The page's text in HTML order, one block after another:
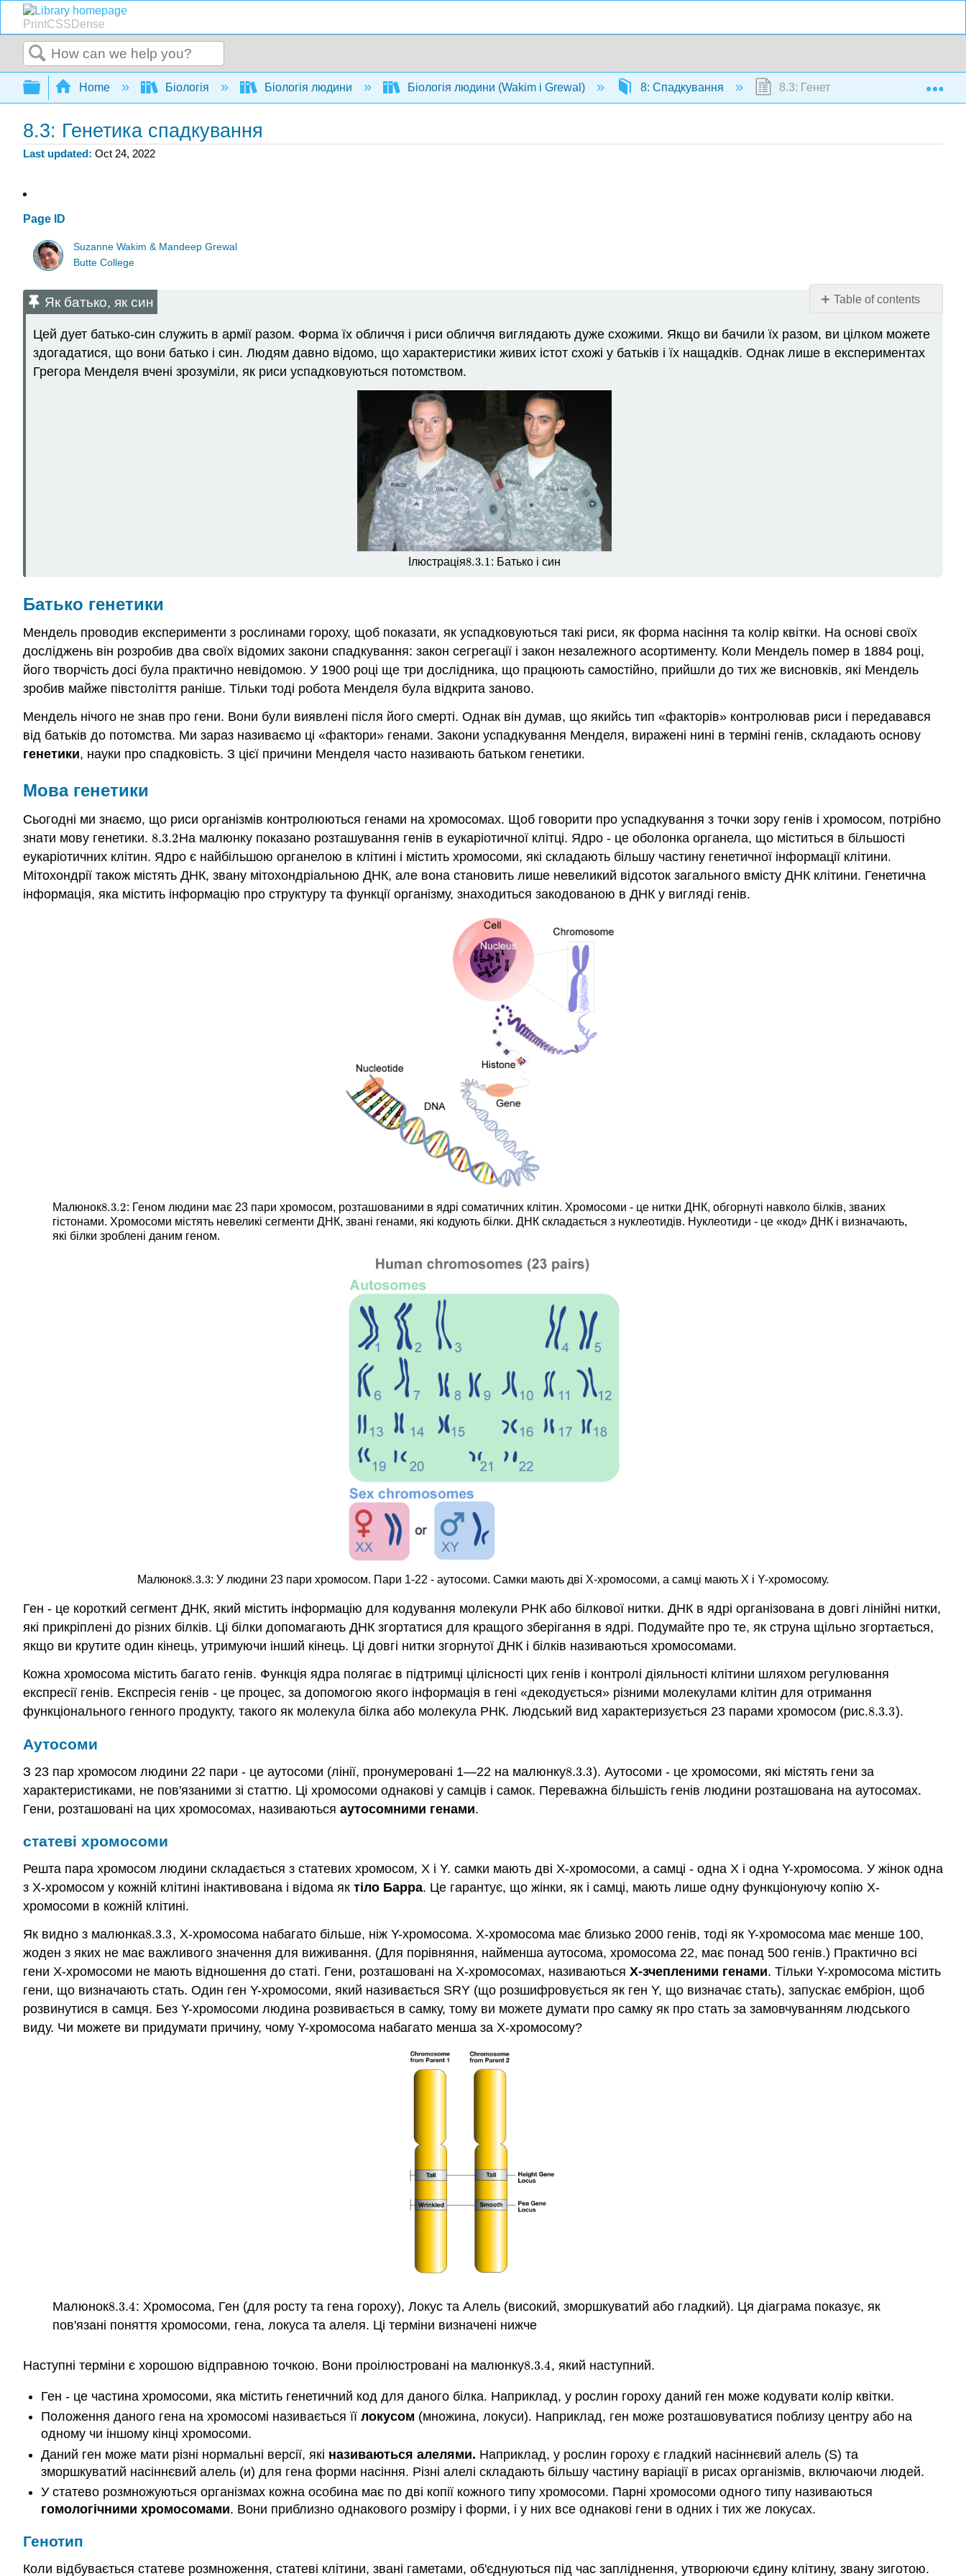
PrintCSSDense
Search
Expand/collapse global hierarchy
Home Біологія Біологія людини Біологія людини (Wakim і Grewal) 8: Спадкування 8.3: Генетика спадкування
8.3: Генетика спадкування
Last updated Oct 24, 2022
Page ID
Suzanne Wakim & Mandeep Grewal
Butte College
Table of contents
батько,
як
Як батько, як син
Цей дует батько-син служить в армії разом. Форма їх обличчя і риси обличчя виглядають дуже схожими. Якщо ви бачили їх разом, ви цілком можете
здогадатися, що вони батько і син. Людям давно відомо, що характеристики живих істот схожі у батьків і їх нащадків. Однак лише в експериментах
Грегора Менделя вчені зрозуміли, як риси успадковуються потомством.
Ілюстрація8.3.1
8.3.1: Батько і син
Батько генетики
Мендель проводив експерименти з рослинами гороху, щоб показати, як успадковуються такі риси, як форма насіння та колір квітки. На основі своїх
досліджень він розробив два своїх відомих закони спадкування: закон сегрегації і закон незалежного асортименту. Коли Мендель помер в 1884 році,
його творчість досі була практично невідомою. У 1900 році ще три дослідника, що працюють самостійно, прийшли до тих же висновків, які Мендель
зробив майже півстоліття раніше. Тільки тоді робота Менделя була відкрита заново.
Мендель нічого не знав про гени. Вони були виявлені після його смерті. Однак він думав, що якийсь тип «факторів» контролював риси і передавався
від батьків до потомства. Ми зараз називаємо ці «фактори» генами. Закони успадкування Менделя, виражені нині в терміні генів, складають основу
генетики, науки про спадковість. З цієї причини Менделя часто називають батьком генетики.
Мова генетики
Сьогодні ми знаємо, що риси організмів контролюються генами на хромосомах. Щоб говорити про успадкування з точки зору генів і хромосом, потрібно
знати мову генетики. 8.3.2
8.3.2На малюнку показано розташування генів в еукаріотичної клітці. Ядро - це оболонка органела, що міститься в більшості
еукаріотичних клітин. Ядро є найбільшою органелою в клітині і містить хромосоми, які складають більшу частину генетичної інформації клітини.
Мітохондрії також містять ДНК, звану мітохондріальною ДНК, але вона становить лише невеликий відсоток загального вмісту ДНК клітини. Генетична
інформація, яка містить інформацію про структуру та функції організму, знаходиться закодованою в ДНК у вигляді генів.
Малюнок8.3.2
8.3.2: Геном людини має 23 пари хромосом, розташованими в ядрі соматичних клітин. Хромосоми - це нитки ДНК, обгорнуті навколо білків, званих
гістонами. Хромосоми містять невеликі сегменти ДНК, звані генами, які кодують білки. ДНК складається з нуклеотидів. Нуклеотиди - це «код» ДНК і визначають,
які білки зроблені даним геном.
Малюнок8.3.3
8.3.3: У людини 23 пари хромосом. Пари 1-22 - аутосоми. Самки мають дві Х-хромосоми, а самці мають X і Y-хромосому.
Ген - це короткий сегмент ДНК, який містить інформацію для кодування молекули РНК або білкової нитки. ДНК в ядрі організована в довгі лінійні нитки,
які прикріплені до різних білків. Ці білки допомагають ДНК згортатися для кращого зберігання в ядрі. Подумайте про те, як струна щільно згортається,
якщо ви крутите один кінець, утримуючи інший кінець. Ці довгі нитки згорнутої ДНК і білків називаються хромосомами.
Кожна хромосома містить багато генів. Функція ядра полягає в підтримці цілісності цих генів і контролі діяльності клітини шляхом регулювання
експресії генів. Експресія генів - це процес, за допомогою якого інформація в гені «декодується» різними молекулами клітин для отримання
функціонального генного продукту, такого як молекула білка або молекула РНК. Людський вид характеризується 23 парами хромосом (рис.8.3.3
8.3.3).
Аутосоми
З 23 пар хромосом людини 22 пари - це аутосоми (лінії, пронумеровані 1—22 на малюнку8.3.3
8.3.3). Аутосоми - це хромосоми, які містять гени за
характеристиками, не пов'язаними зі статтю. Ці хромосоми однакові у самців і самок. Переважна більшість генів людини розташована на аутосомах.
Гени, розташовані на цих хромосомах, називаються аутосомними генами.
статеві хромосоми
Решта пара хромосом людини складається з статевих хромосом, X і Y. самки мають дві Х-хромосоми, а самці - одна X і одна Y-хромосома. У жінок одна
з Х-хромосом у кожній клітині інактивована і відома як тіло Барра. Це гарантує, що жінки, як і самці, мають лише одну функціонуючу копію Х-
хромосоми в кожній клітині.
Як видно з малюнка8.3.3
8.3.3, Х-хромосома набагато більше, ніж Y-хромосома. Х-хромосома має близько 2000 генів, тоді як Y-хромосома має менше 100,
жоден з яких не має важливого значення для виживання. (Для порівняння, найменша аутосома, хромосома 22, має понад 500 генів.) Практично всі
гени Х-хромосоми не мають відношення до статі. Гени, розташовані на Х-хромосомах, називаються Х-зчепленими генами. Тільки Y-хромосома містить
гени, що визначають стать. Один ген Y-хромосоми, який називається SRY (що розшифровується як ген Y, що визначає стать), запускає ембріон, щоб
розвинутися в самця. Без Y-хромосоми людина розвивається в самку, тому ви можете думати про самку як про стать за замовчуванням людського
виду. Чи можете ви придумати причину, чому Y-хромосома набагато менша за Х-хромосому?
Малюнок8.3.4
8.3.4: Хромосома, Ген (для росту та гена гороху), Локус та Алель (високий, зморшкуватий або гладкий). Ця діаграма показує, як
пов'язані поняття хромосоми, гена, локуса та алеля. Ці терміни визначені нижче
Наступні терміни є хорошою відправною точкою. Вони проілюстровані на малюнку8.3.4
8.3.4, який наступний.
Ген - це частина хромосоми, яка містить генетичний код для даного білка. Наприклад, у рослин гороху даний ген може кодувати колір квітки.
Положення даного гена на хромосомі називається її локусом (множина, локуси). Наприклад, ген може розташовуватися поблизу центру або на
одному чи іншому кінці хромосоми.
Даний ген може мати різні нормальні версії, які називаються алелями. Наприклад, у рослин гороху є гладкий насіннєвий алель (S) та
зморшкуватий насіннєвий алель (и) для гена форми насіння. Різні алелі складають більшу частину варіації в рисах організмів, включаючи людей.
У статево розмножуються організмах кожна особина має по дві копії кожного типу хромосоми. Парні хромосоми одного типу називаються
гомологічними хромосомами. Вони приблизно однакового розміру і форми, і у них все однакові гени в одних і тих же локусах.
Генотип
Коли відбувається статеве розмноження, статеві клітини, звані гаметами, об'єднуються під час запліднення, утворюючи єдину клітину, звану зиготою.